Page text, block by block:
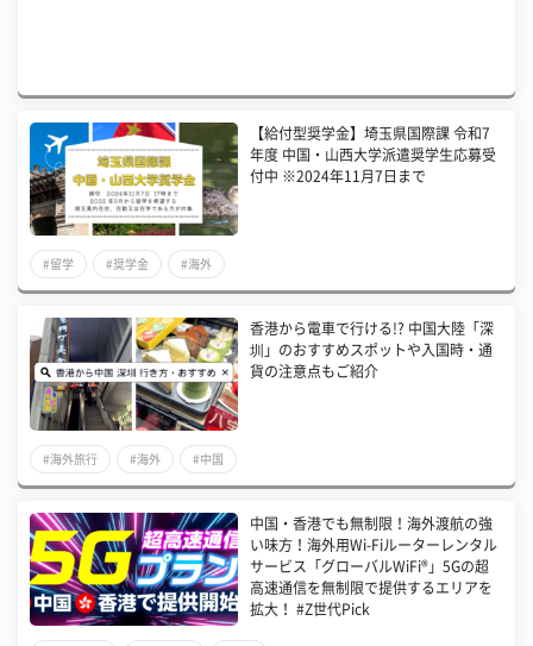
【給付型奨学金】埼玉県国際課 令和7
年度 中国・山西大学派遣奨学生応募受
付中 ※2024年11月7日まで
#留学 #奨学金 #海外
香港から電車で行ける!? 中国大陸「深
圳」のおすすめスポットや入国時・通
貨の注意点もご紹介
#海外旅行 #海外 #中国
中国・香港でも無制限！海外渡航の強
い味方！海外用Wi-Fiルーターレンタル
サービス「グローバルWiFi®」5Gの超
高速通信を無制限で提供するエリアを
拡大！ #Z世代Pick